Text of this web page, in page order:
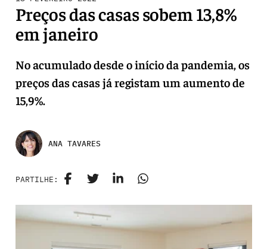
Preços das casas sobem 13,8%
em janeiro
No acumulado desde o início da pandemia, os
preços das casas já registam um aumento de
15,9%.
ANA TAVARES
PARTILHE: